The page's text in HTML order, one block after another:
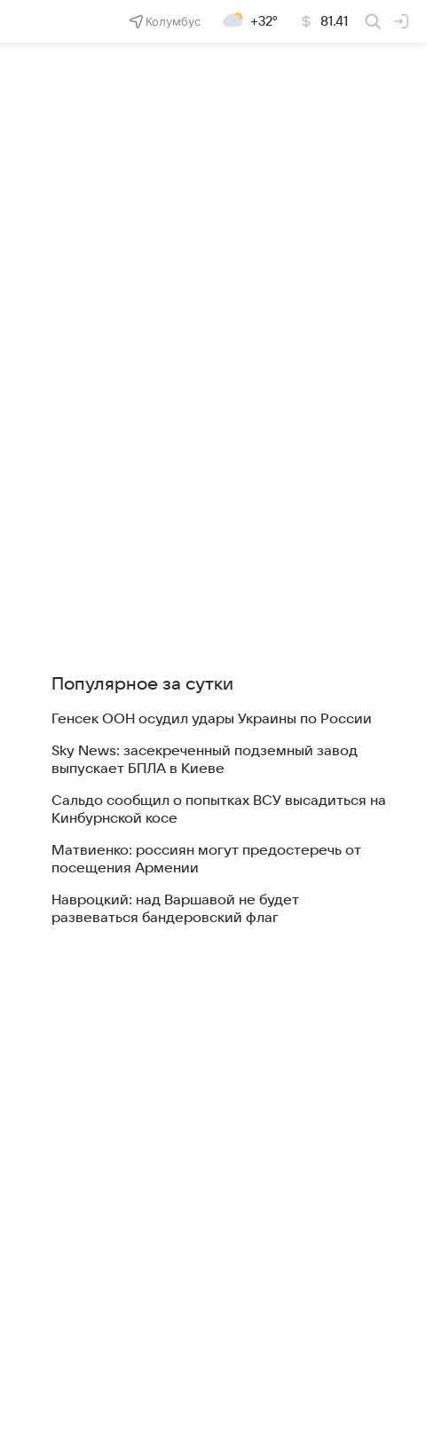
Колумбус +32° 81.41
Популярное за сутки
Генсек ООН осудил удары Украины по России
Sky News: засекреченный подземный завод
выпускает БПЛА в Киеве
Сальдо сообщил о попытках ВСУ высадиться на
Кинбурнской косе
Матвиенко: россиян могут предостеречь от
посещения Армении
Навроцкий: над Варшавой не будет
развеваться бандеровский флаг